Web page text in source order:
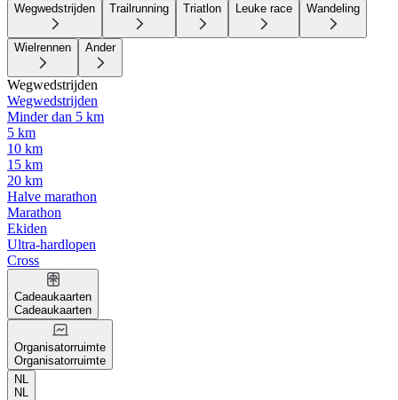
Wegwedstrijden Trailrunning Triatlon Leuke race Wandeling
Wielrennen Ander
Wegwedstrijden
Wegwedstrijden
Minder dan 5 km
5 km
10 km
15 km
20 km
Halve marathon
Marathon
Ekiden
Ultra-hardlopen
Cross
Cadeaukaarten
Cadeaukaarten
Organisatorruimte
Organisatorruimte
NL
NL